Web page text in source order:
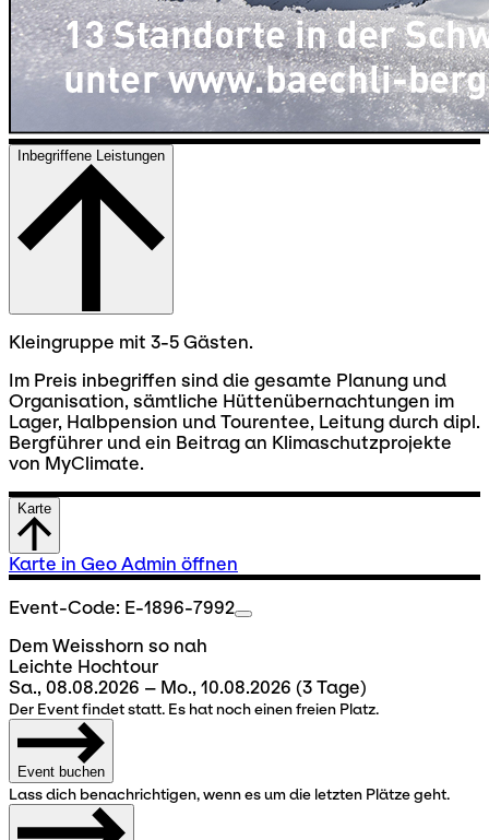
Inbegriffene Leistungen
Kleingruppe mit 3-5 Gästen.
Im Preis inbegriffen sind die gesamte Planung und
Organisation, sämtliche Hüttenübernachtungen im
Lager, Halbpension und Tourentee, Leitung durch dipl.
Bergführer und ein Beitrag an Klimaschutzprojekte
von MyClimate.
Karte
Karte in Geo Admin öffnen
Event-Code: E-1896-7992
Dem Weisshorn so nah
Leichte Hochtour
Sa., 08.08.2026 – Mo., 10.08.2026 (3 Tage)
Der Event findet statt. Es hat noch einen freien Platz.
Event buchen
Lass dich benachrichtigen, wenn es um die letzten Plätze geht.